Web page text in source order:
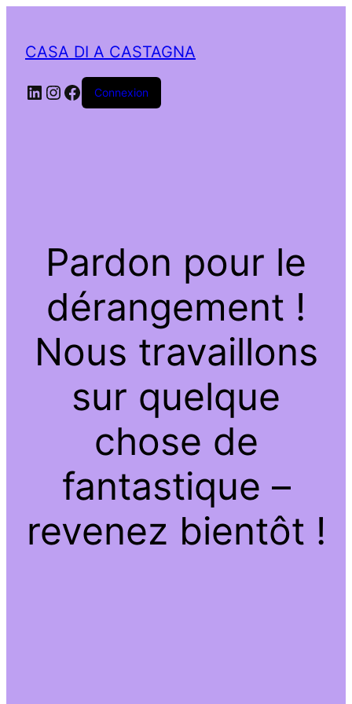
CASA DI A CASTAGNA
LinkedIn
Instagram
Facebook
Connexion
Pardon pour le
dérangement !
Nous travaillons
sur quelque
chose de
fantastique –
revenez bientôt !